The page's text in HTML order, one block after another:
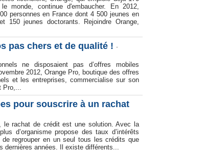
monde, continue d'embaucher. En 2012,
personnes en France dont 4 500 jeunes en
150 jeunes doctorants. Rejoindre Orange,
pas chers et de qualité ! -
ne disposaient pas d’offres mobiles
2012, Orange Pro, boutique des offres
et les entreprises, commercialise sur son
Pro,...
pour souscrire à un rachat
le rachat de crédit est une solution. Avec la
d’organisme propose des taux d’intérêts
regrouper en un seul tous les crédits que
dernières années. Il existe différents...